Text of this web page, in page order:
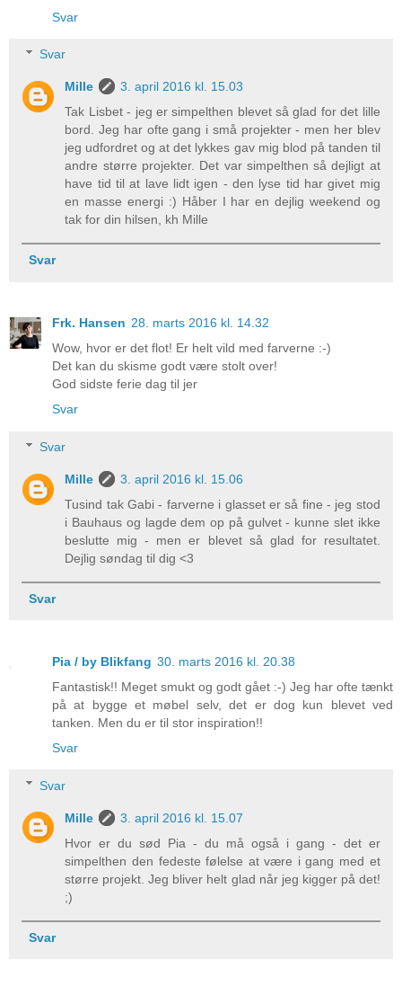
Svar
Svar
Mille
3. april 2016 kl. 15.03
Tak Lisbet - jeg er simpelthen blevet så glad for det lille
bord. Jeg har ofte gang i små projekter - men her blev
jeg udfordret og at det lykkes gav mig blod på tanden til
andre større projekter. Det var simpelthen så dejligt at
have tid til at lave lidt igen - den lyse tid har givet mig
en masse energi :) Håber I har en dejlig weekend og
tak for din hilsen, kh Mille
Svar
Frk. Hansen 28. marts 2016 kl. 14.32
Wow, hvor er det flot! Er helt vild med farverne :-)
Det kan du skisme godt være stolt over!
God sidste ferie dag til jer
Svar
Svar
Mille
3. april 2016 kl. 15.06
Tusind tak Gabi - farverne i glasset er så fine - jeg stod
i Bauhaus og lagde dem op på gulvet - kunne slet ikke
beslutte mig - men er blevet så glad for resultatet.
Dejlig søndag til dig <3
Svar
Pia / by Blikfang 30. marts 2016 kl. 20.38
Fantastisk!! Meget smukt og godt gået :-) Jeg har ofte tænkt
på at bygge et møbel selv, det er dog kun blevet ved
tanken. Men du er til stor inspiration!!
Svar
Svar
Mille
3. april 2016 kl. 15.07
Hvor er du sød Pia - du må også i gang - det er
simpelthen den fedeste følelse at være i gang med et
større projekt. Jeg bliver helt glad når jeg kigger på det!
;)
Svar